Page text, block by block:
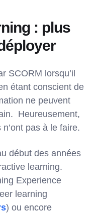
: plus
SCORM lorsqu’il
étant conscient de
ne peuvent
Heureusement,
pas à le faire.
début des années
learning.
Experience
learning
) ou encore